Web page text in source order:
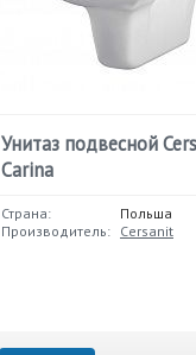
Унитаз подвесной
Сarina
Страна:
Польша
Производитель: Cersanit